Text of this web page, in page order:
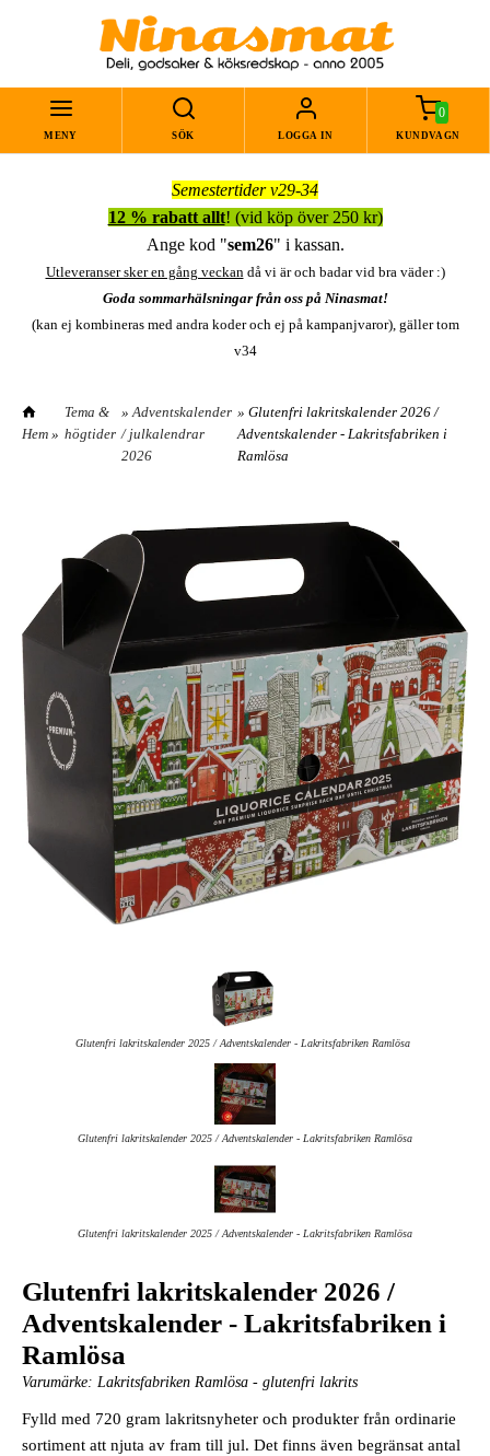
MENY SÖK LOGGA IN
0
KUNDVAGN
Semestertider v29-34
12 % rabatt allt! (vid köp över 250 kr)
Ange kod "sem26" i kassan.
Utleveranser sker en gång veckandå vi är och badar vid bra väder :)
Goda sommarhälsningar från oss på Ninasmat!
(kan ej kombineras med andra koder och ej på kampanjvaror), gäller tom
v34
Hem »
Tema &
högtider
»Adventskalender
/ julkalendrar
2026
» Glutenfri lakritskalender 2026 /
Adventskalender - Lakritsfabriken i
Ramlösa
Glutenfri lakritskalender 2025 / Adventskalender - Lakritsfabriken Ramlösa
Glutenfri lakritskalender 2025 / Adventskalender - Lakritsfabriken Ramlösa
Glutenfri lakritskalender 2025 / Adventskalender - Lakritsfabriken Ramlösa
Glutenfri lakritskalender 2026 /
Adventskalender - Lakritsfabriken i
Ramlösa
Varumärke: Lakritsfabriken Ramlösa - glutenfri lakrits
Fylld med 720 gram lakritsnyheter och produkter från ordinarie
sortiment att njuta av fram till jul. Det finns även begränsat antal